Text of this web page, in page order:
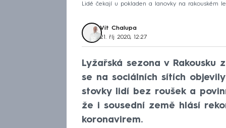
Lidé čekají u pokladen a lanovky na rakouském
Vít Chalupa
21. říj 2020, 12:27
Lyžařská sezona v
se na sociálních sítích
stovky lidí bez roušek a
že i sousední země hlásí
koronavirem.